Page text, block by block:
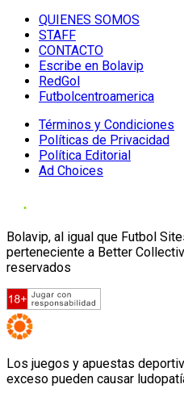
QUIENES SOMOS
STAFF
CONTACTO
Escribe en Bolavip
RedGol
Futbolcentroamerica
Términos y Condiciones
Políticas de Privacidad
Política Editorial
Ad Choices
Bolavip, al igual que Futbol
perteneciente a Better
reservados
Los juegos y apuestas
exceso pueden causar